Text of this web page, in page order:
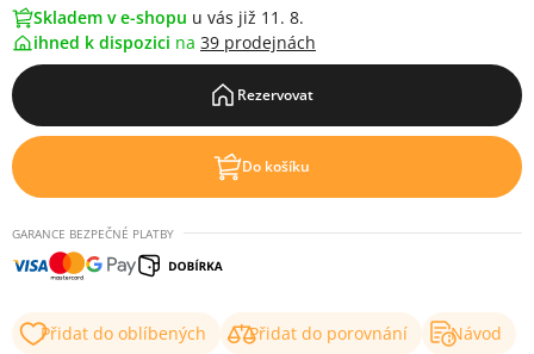
Skladem v e-shopu u vás již 11. 8.
ihned k dispozici na 39 prodejnách
Rezervovat
Do košíku
GARANCE BEZPEČNÉ PLATBY
Přidat do oblíbených Přidat do porovnání
Návod